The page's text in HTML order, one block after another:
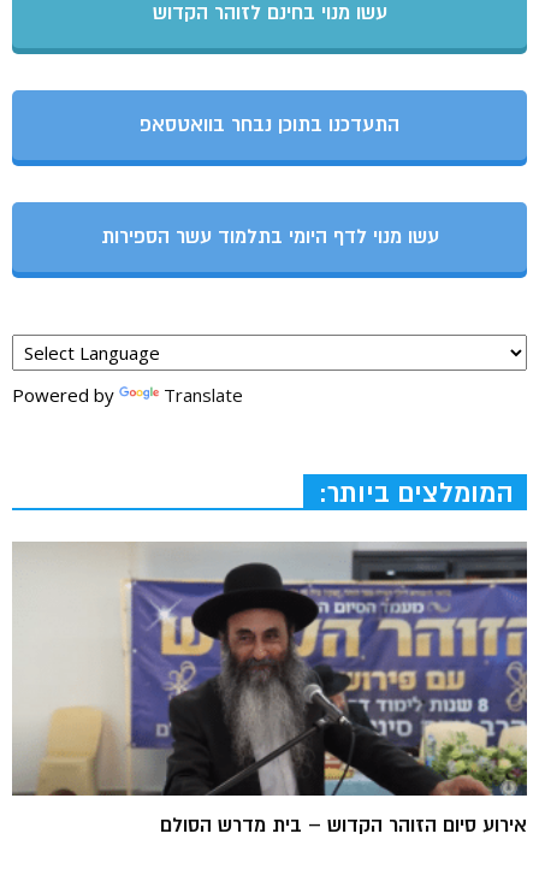
עשו מנוי בחינם לזוהר הקדוש
התעדכנו בתוכן נבחר בוואטסאפ
עשו מנוי לדף היומי בתלמוד עשר הספירות
Powered by Translate
המומלצים ביותר:
אירוע סיום הזוהר הקדוש – בית מדרש הסולם